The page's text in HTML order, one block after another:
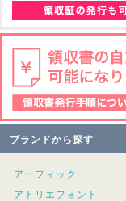
ブランドから探す
アーフィック
アトリエフォント